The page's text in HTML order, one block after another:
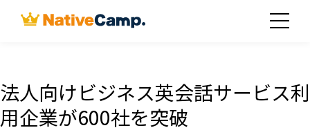
法人向けビジネス英会話サービス利
用企業が600社を突破